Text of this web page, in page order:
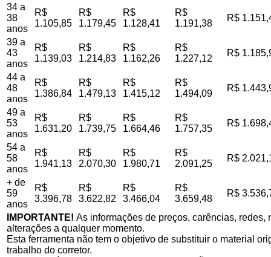
34 a
38
anos
R$
1.105,85
R$
1.179,45
R$
1.128,41
R$
1.191,38
R$
39 a
43
anos
R$
1.139,03
R$
1.214,83
R$
1.162,26
R$
1.227,12
R$
44 a
48
anos
R$
1.386,84
R$
1.479,13
R$
1.415,12
R$
1.494,09
R$
49 a
53
anos
R$
1.631,20
R$
1.739,75
R$
1.664,46
R$
1.757,35
R$
54 a
58
anos
R$
1.941,13
R$
2.070,30
R$
1.980,71
R$
2.091,25
R$
+ de
59
anos
R$
3.396,78
R$
3.622,82
R$
3.466,04
R$
3.659,48
R$
IMPORTANTE! As informações de preços, carências,
alterações a qualquer momento.
Esta ferramenta não tem o objetivo de substituir o material
trabalho do corretor.